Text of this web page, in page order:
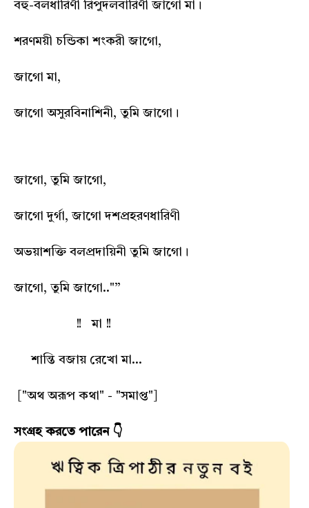
বহু-বলধারিণী রিপুদলবারিণী জাগো মা।
শরণময়ী চন্ডিকা শংকরী জাগো,
জাগো মা,
জাগো অসুরবিনাশিনী, তুমি জাগো।
জাগো, তুমি জাগো,
জাগো দুর্গা, জাগো দশপ্রহরণধারিণী
অভয়াশক্তি বলপ্রদায়িনী তুমি জাগো।
জাগো, তুমি জাগো.."”
!! মা !!
শান্তি বজায় রেখো মা...
["অথ অরূপ কথা" - "সমাপ্ত"]
সংগ্রহ করতে পারেন 👇